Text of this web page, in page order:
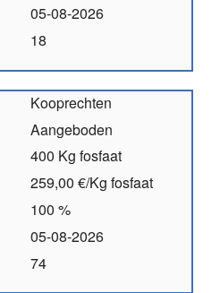
05-08-2026
18
Kooprechten
Aangeboden
400 Kg fosfaat
259,00 €/Kg fosfaat
100 %
05-08-2026
74